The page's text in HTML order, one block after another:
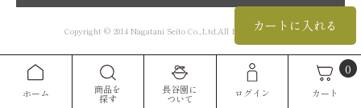
カートに入れる
ホーム 商品を
探す
長谷園に
ついて ログイン
0
カート
Copyright © 2014 Nagatani Seito Co.,Ltd.All Rights Reserved.